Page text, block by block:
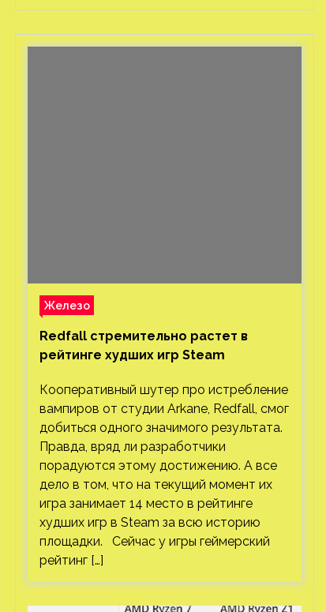
Железо
Redfall стремительно растет в
рейтинге худших игр Steam
Кооперативный шутер про истребление
вампиров от студии Arkane, Redfall, смог
добиться одного значимого результата.
Правда, вряд ли разработчики
порадуются этому достижению. А все
дело в том, что на текущий момент их
игра занимает 14 место в рейтинге
худших игр в Steam за всю историю
площадки. Сейчас у игры геймерский
рейтинг […]